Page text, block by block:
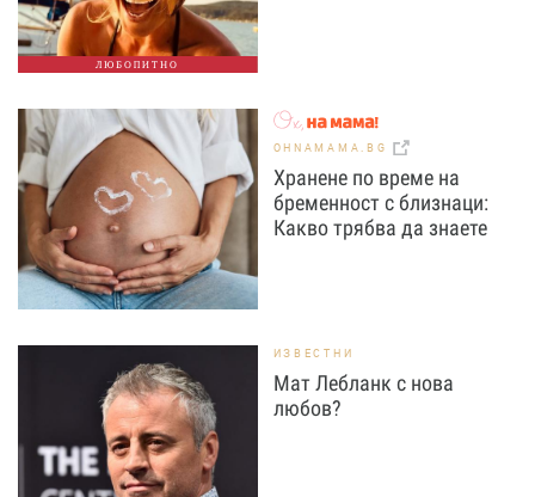
ЛЮБОПИТНО
OHNAMAMA.BG
Хранене по време на
бременност с близнаци:
Какво трябва да знаете
ИЗВЕСТНИ
Мат Лебланк с нова
любов?